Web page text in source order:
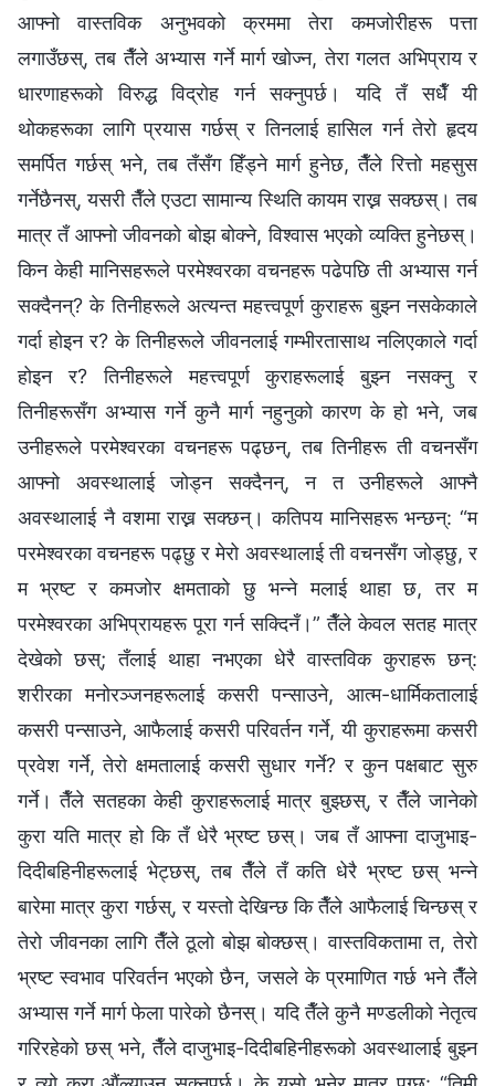
आफ्नो वास्तविक अनुभवको क्रममा तेरा कमजोरीहरू पत्ता
लगाउँछस्, तब तैँले अभ्यास गर्ने मार्ग खोज्न, तेरा गलत अभिप्राय र
धारणाहरूको विरुद्ध विद्रोह गर्न सक्‍नुपर्छ। यदि तँ सधैँ यी
थोकहरूका लागि प्रयास गर्छस् र तिनलाई हासिल गर्न तेरो हृदय
समर्पित गर्छस् भने, तब तँसँग हिँड्ने मार्ग हुनेछ, तैँले रित्तो महसुस
गर्नेछैनस्, यसरी तैँले एउटा सामान्य स्थिति कायम राख्न सक्छस्। तब
मात्र तँ आफ्नो जीवनको बोझ बोक्ने, विश्‍वास भएको व्यक्ति हुनेछस्।
किन केही मानिसहरूले परमेश्‍वरका वचनहरू पढेपछि ती अभ्यास गर्न
सक्दैनन्? के तिनीहरूले अत्यन्त महत्त्वपूर्ण कुराहरू बुझ्न नसकेकाले
गर्दा होइन र? के तिनीहरूले जीवनलाई गम्भीरतासाथ नलिएकाले गर्दा
होइन र? तिनीहरूले महत्त्वपूर्ण कुराहरूलाई बुझ्न नसक्नु र
तिनीहरूसँग अभ्यास गर्ने कुनै मार्ग नहुनुको कारण के हो भने, जब
उनीहरूले परमेश्‍वरका वचनहरू पढ्छन्, तब तिनीहरू ती वचनसँग
आफ्नो अवस्थालाई जोड्न सक्दैनन्, न त उनीहरूले आफ्नै
अवस्थालाई नै वशमा राख्न सक्छन्। कतिपय मानिसहरू भन्छन्: “म
परमेश्‍वरका वचनहरू पढ्छु र मेरो अवस्थालाई ती वचनसँग जोड्छु, र
म भ्रष्ट र कमजोर क्षमताको छु भन्‍ने मलाई थाहा छ, तर म
परमेश्‍वरका अभिप्रायहरू पूरा गर्न सक्दिनँ।” तैँले केवल सतह मात्र
देखेको छस्; तँलाई थाहा नभएका धेरै वास्तविक कुराहरू छन्:
शरीरका मनोरञ्जनहरूलाई कसरी पन्साउने, आत्म-धार्मिकतालाई
कसरी पन्साउने, आफैलाई कसरी परिवर्तन गर्ने, यी कुराहरूमा कसरी
प्रवेश गर्ने, तेरो क्षमतालाई कसरी सुधार गर्ने? र कुन पक्षबाट सुरु
गर्ने। तैँले सतहका केही कुराहरूलाई मात्र बुझ्छस्, र तैँले जानेको
कुरा यति मात्र हो कि तँ धेरै भ्रष्ट छस्। जब तँ आफ्ना दाजुभाइ-
दिदीबहिनीहरूलाई भेट्छस्, तब तैँले तँ कति धेरै भ्रष्ट छस् भन्‍ने
बारेमा मात्र कुरा गर्छस्, र यस्तो देखिन्छ कि तैँले आफैलाई चिन्छस् र
तेरो जीवनका लागि तैँले ठूलो बोझ बोक्छस्। वास्तविकतामा त, तेरो
भ्रष्ट स्वभाव परिवर्तन भएको छैन, जसले के प्रमाणित गर्छ भने तैँले
अभ्यास गर्ने मार्ग फेला पारेको छैनस्। यदि तैँले कुनै मण्डलीको नेतृत्व
गरिरहेको छस् भने, तैँले दाजुभाइ-दिदीबहिनीहरूको अवस्थालाई बुझ्न